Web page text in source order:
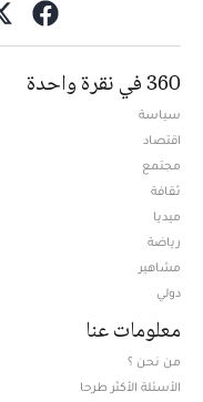
360 في نقرة واحدة
سياسة
اقتصاد
مجتمع
ثقافة
ميديا
رياضة
مشاهير
دولي
معلومات عنا
من نحن ؟
الأسئلة الأكثر طرحا